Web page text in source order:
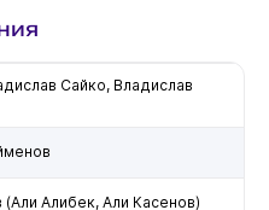
Сайко, Владислав
(Али Алибек, Али Касенов)